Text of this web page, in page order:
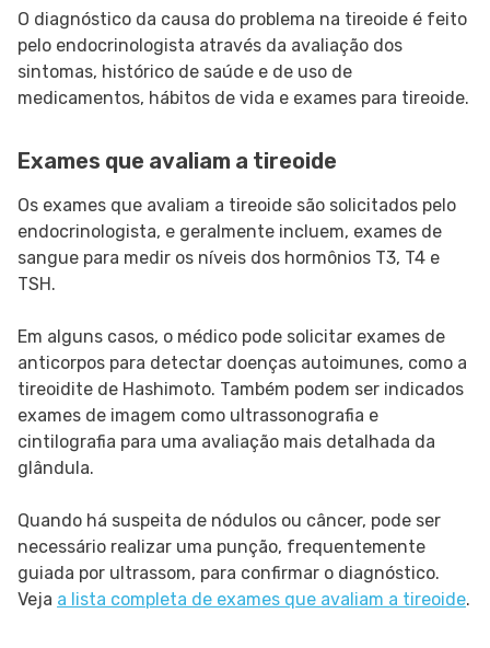
O diagnóstico da causa do problema na tireoide é feito
pelo endocrinologista através da avaliação dos
sintomas, histórico de saúde e de uso de
medicamentos, hábitos de vida e exames para tireoide.
Exames que avaliam a tireoide
Os exames que avaliam a tireoide são solicitados pelo
endocrinologista, e geralmente incluem, exames de
sangue para medir os níveis dos hormônios T3, T4 e
TSH.
Em alguns casos, o médico pode solicitar exames de
anticorpos para detectar doenças autoimunes, como a
tireoidite de Hashimoto. Também podem ser indicados
exames de imagem como ultrassonografia e
cintilografia para uma avaliação mais detalhada da
glândula.
Quando há suspeita de nódulos ou câncer, pode ser
necessário realizar uma punção, frequentemente
guiada por ultrassom, para confirmar o diagnóstico.
Veja a lista completa de exames que avaliam a tireoide.